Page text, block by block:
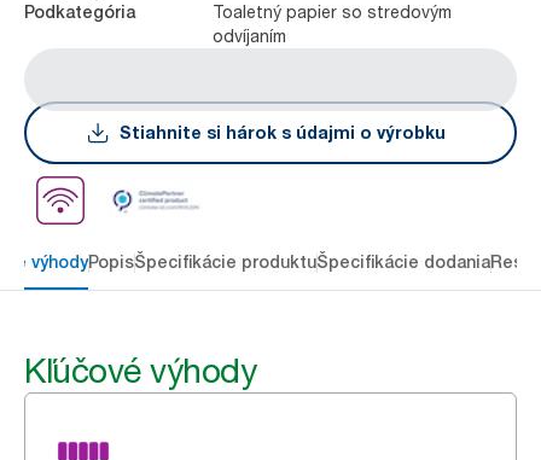
Podkategória
Toaletný papier so stredovým
odvíjaním
Stiahnite si hárok s údajmi o výrobku
výhodyPopisŠpecifikácie produktuŠpecifikácie dodania
Kľúčové výhody